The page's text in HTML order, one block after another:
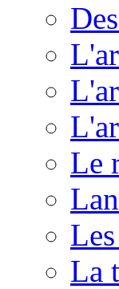
Le
La